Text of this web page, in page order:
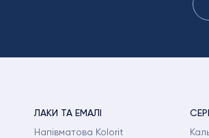
ЛАКИ ТА ЕМАЛІ
Напівматова Kolorit